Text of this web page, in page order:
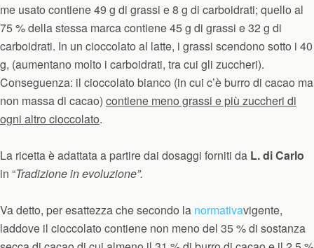
me usato contiene 49 g di grassi e 8 g di carboidrati; quello al
75 % della stessa marca contiene 45 g di grassi e 32 g di
carboidrati. In un cioccolato al latte, i grassi scendono sotto i 40
g, (aumentano molto i carboidrati, tra cui gli zuccheri).
Conseguenza: il cioccolato bianco (in cui c’è burro di cacao ma
non massa di cacao) contiene meno grassi e più zuccheri di
ogni altro cioccolato.
La ricetta è adattata a partire dai dosaggi forniti da L. di Carlo
in “Tradizione in evoluzione”.
Va detto, per esattezza che secondo la normativavigente,
laddove il cioccolato contiene non meno del 35 % di sostanza